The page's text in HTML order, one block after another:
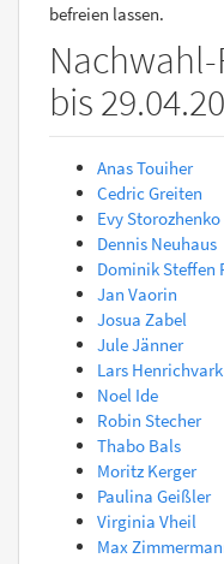
befreien lassen.
Nachwahl-
bis
Anas Touiher
Cedric Greiten
Evy Storozhenko
Dennis Neuhaus
Dominik Steffen
Jan Vaorin
Josua Zabel
Jule Jänner
Lars Henrichvark
Noel Ide
Robin Stecher
Thabo Bals
Moritz Kerger
Paulina Geißler
Virginia Vheil
Max